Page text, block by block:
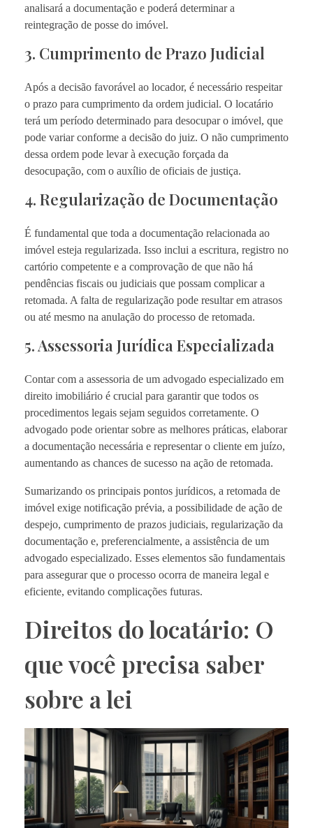
analisará a documentação e poderá determinar a
reintegração de posse do imóvel.
3. Cumprimento de Prazo Judicial
Após a decisão favorável ao locador, é necessário respeitar
o prazo para cumprimento da ordem judicial. O locatário
terá um período determinado para desocupar o imóvel, que
pode variar conforme a decisão do juiz. O não cumprimento
dessa ordem pode levar à execução forçada da
desocupação, com o auxílio de oficiais de justiça.
4. Regularização de Documentação
É fundamental que toda a documentação relacionada ao
imóvel esteja regularizada. Isso inclui a escritura, registro no
cartório competente e a comprovação de que não há
pendências fiscais ou judiciais que possam complicar a
retomada. A falta de regularização pode resultar em atrasos
ou até mesmo na anulação do processo de retomada.
5. Assessoria Jurídica Especializada
Contar com a assessoria de um advogado especializado em
direito imobiliário é crucial para garantir que todos os
procedimentos legais sejam seguidos corretamente. O
advogado pode orientar sobre as melhores práticas, elaborar
a documentação necessária e representar o cliente em juízo,
aumentando as chances de sucesso na ação de retomada.
Sumarizando os principais pontos jurídicos, a retomada de
imóvel exige notificação prévia, a possibilidade de ação de
despejo, cumprimento de prazos judiciais, regularização da
documentação e, preferencialmente, a assistência de um
advogado especializado. Esses elementos são fundamentais
para assegurar que o processo ocorra de maneira legal e
eficiente, evitando complicações futuras.
Direitos do locatário: O
que você precisa saber
sobre a lei